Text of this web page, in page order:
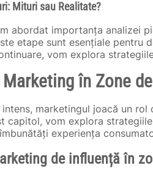
Mituri sau Realitate?
abordat importanța analizei
etape sunt esențiale pentru
vom explora
în Zone
marketingul joacă un
capitol, vom explora
experiența
de influență în